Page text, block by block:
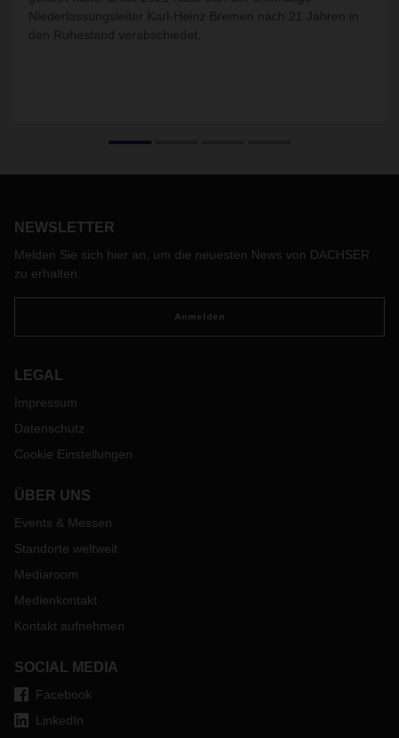
Niederlassungsleiter Karl-Heinz Bremen nach 21 Jahren in
den Ruhestand verabschiedet.
NEWSLETTER
Melden Sie sich hier an, um die neuesten News von DACHSER
zu erhalten.
Anmelden
LEGAL
Impressum
Datenschutz
Cookie Einstellungen
ÜBER UNS
Events & Messen
Standorte weltweit
Mediaroom
Medienkontakt
Kontakt aufnehmen
SOCIAL MEDIA
Facebook
LinkedIn